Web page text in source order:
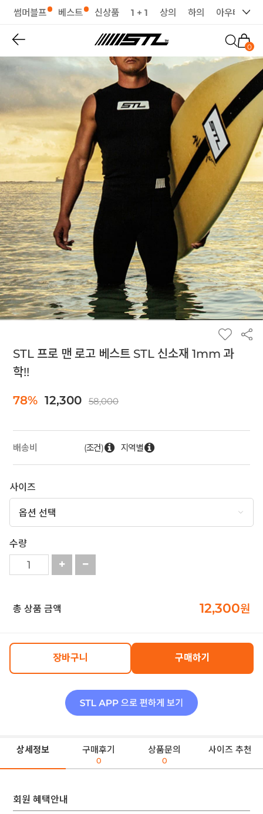
썸머블프 베스트 신상품 1 + 1 상의 하의 아우터
0
STL 프로 맨 로고 베스트 STL 신소재 1mm 과
학!!
78% 12,300 58,000
배송비 (조건) 지역별
사이즈
수량
총 상품 금액 12,300원
장바구니 구매하기
상세정보 구매후기
0
상품문의
0
사이즈 추천
회원 혜택안내